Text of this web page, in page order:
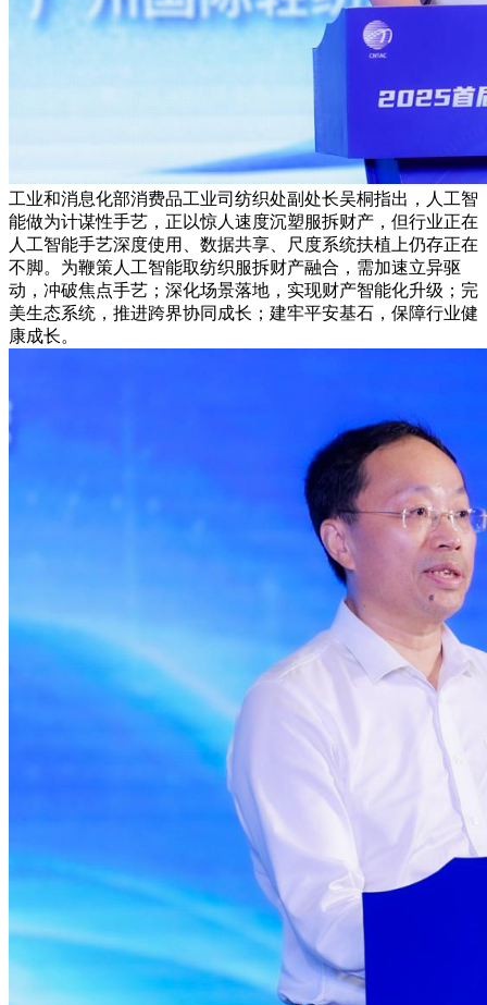
工业和消息化部消费品工业司纺织处副处长吴桐指出，人工智
能做为计谋性手艺，正以惊人速度沉塑服拆财产，但行业正在
人工智能手艺深度使用、数据共享、尺度系统扶植上仍存正在
不脚。为鞭策人工智能取纺织服拆财产融合，需加速立异驱
动，冲破焦点手艺；深化场景落地，实现财产智能化升级；完
美生态系统，推进跨界协同成长；建牢平安基石，保障行业健
康成长。